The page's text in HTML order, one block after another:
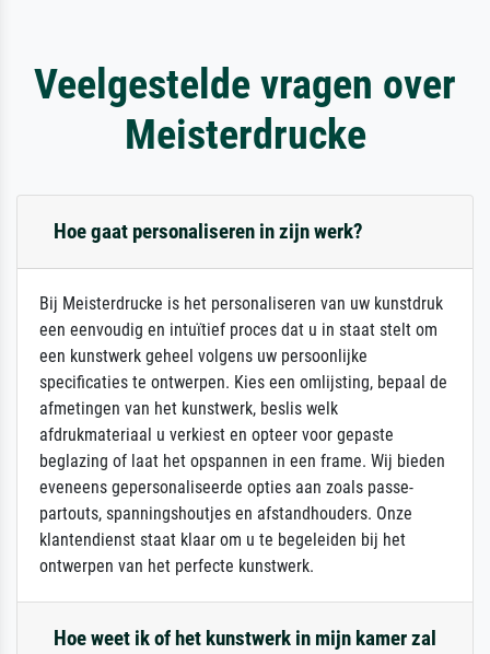
Veelgestelde vragen over
Meisterdrucke
Hoe gaat personaliseren in zijn werk?
Bij Meisterdrucke is het personaliseren van uw kunstdruk
een eenvoudig en intuïtief proces dat u in staat stelt om
een kunstwerk geheel volgens uw persoonlijke
specificaties te ontwerpen. Kies een omlijsting, bepaal de
afmetingen van het kunstwerk, beslis welk
afdrukmateriaal u verkiest en opteer voor gepaste
beglazing of laat het opspannen in een frame. Wij bieden
eveneens gepersonaliseerde opties aan zoals passe-
partouts, spanningshoutjes en afstandhouders. Onze
klantendienst staat klaar om u te begeleiden bij het
ontwerpen van het perfecte kunstwerk.
Hoe weet ik of het kunstwerk in mijn kamer zal